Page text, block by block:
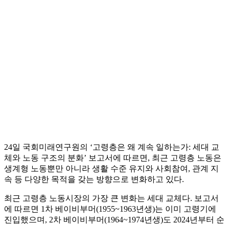
24일 국회미래연구원의 ‘고령층은 왜 계속 일하는가: 세대 교
체와 노동 구조의 분화’ 보고서에 따르면, 최근 고령층 노동은
생계형 노동뿐만 아니라 생활 수준 유지와 사회참여, 관계 지
속 등 다양한 목적을 갖는 방향으로 변화하고 있다.
최근 고령층 노동시장의 가장 큰 변화는 세대 교체다. 보고서
에 따르면 1차 베이비부머(1955~1963년생)는 이미 고령기에
진입했으며, 2차 베이비부머(1964~1974년생)도 2024년부터 순